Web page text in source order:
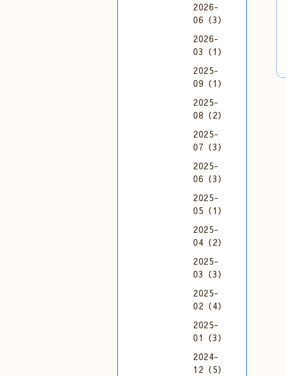
2026-
06（3）
2026-
03（1）
2025-
09（1）
2025-
08（2）
2025-
07（3）
2025-
06（3）
2025-
05（1）
2025-
04（2）
2025-
03（3）
2025-
02（4）
2025-
01（3）
2024-
12（5）